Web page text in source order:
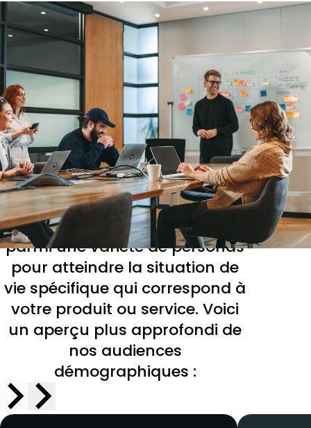
PUBLICS DÉMOGRAPHIQUES
Exploiter la
puissance des
audiences
démographiques
post-médias
Ciblez en toute confiance votre
public avec précision grâce à
nos données 1P. Choisissez
parmi une variété de personas
pour atteindre la situation de
vie spécifique qui correspond à
votre produit ou service. Voici
un aperçu plus approfondi de
nos audiences
démographiques :